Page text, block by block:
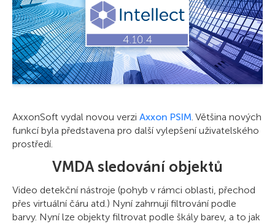
AxxonSoft vydal novou verzi Axxon PSIM. Většina nových
funkcí byla představena pro další vylepšení uživatelského
prostředí.
VMDA sledování objektů
Video detekční nástroje (pohyb v rámci oblasti, přechod
přes virtuální čáru atd.) Nyní zahrnují filtrování podle
barvy. Nyní lze objekty filtrovat podle škály barev, a to jak